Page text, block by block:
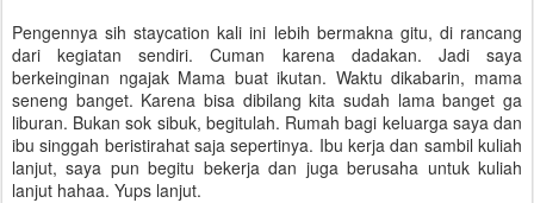
Pengennya sih staycation kali ini lebih bermakna gitu, di rancang
dari kegiatan sendiri. Cuman karena dadakan. Jadi saya
berkeinginan ngajak Mama buat ikutan. Waktu dikabarin, mama
seneng banget. Karena bisa dibilang kita sudah lama banget ga
liburan. Bukan sok sibuk, begitulah. Rumah bagi keluarga saya dan
ibu singgah beristirahat saja sepertinya. Ibu kerja dan sambil kuliah
lanjut, saya pun begitu bekerja dan juga berusaha untuk kuliah
lanjut hahaa. Yups lanjut.